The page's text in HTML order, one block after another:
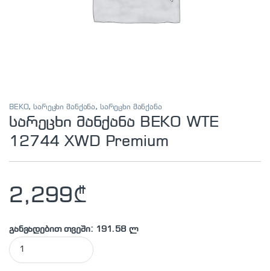
BEKO,სარეცხი მანქანა, სარეცხი მანქანა
სარეცხი მანქანა BEKO WTE
12744 XWD Premium
2,299₾
განვადებით თვეში: 191.58 ლ
სარეცხი მანქანა BEKO WTE 12744 XWD Premium quantity